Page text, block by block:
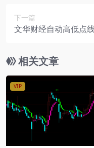
下一篇
文华财经自动高低点
相关文章
VIP